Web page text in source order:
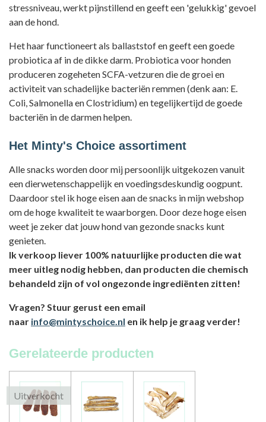
stressniveau, werkt pijnstillend en geeft een 'gelukkig' gevoel
aan de hond.
Het haar functioneert als ballaststof en geeft een goede
probiotica af in de dikke darm. Probiotica voor honden
produceren zogeheten SCFA-vetzuren die de groei en
activiteit van schadelijke bacteriën remmen (denk aan: E.
Coli, Salmonella en Clostridium) en tegelijkertijd de goede
bacteriën in de darmen helpen.
Het Minty's Choice assortiment
Alle snacks worden door mij persoonlijk uitgekozen vanuit
een dierwetenschappelijk en voedingsdeskundig oogpunt.
Daardoor stel ik hoge eisen aan de snacks in mijn webshop
om de hoge kwaliteit te waarborgen. Door deze hoge eisen
weet je zeker dat jouw hond van gezonde snacks kunt
genieten.
Ik verkoop liever 100% natuurlijke producten die wat
meer uitleg nodig hebben, dan producten die chemisch
behandeld zijn of vol ongezonde ingrediënten zitten!
Vragen? Stuur gerust een email
naar info@mintyschoice.nl en ik help je graag verder!
Gerelateerde producten
Uitverkocht